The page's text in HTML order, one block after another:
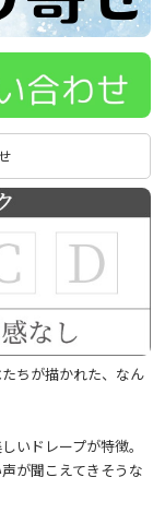
ちが描かれた、なん
いドレープが特徴。
が聞こえてきそうな